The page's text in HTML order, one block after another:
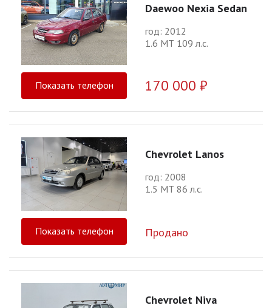
Daewoo Nexia Sedan
год: 2012
1.6 МТ 109 л.с.
Показать телефон 170 000 ₽
Chevrolet Lanos
год: 2008
1.5 МТ 86 л.с.
Показать телефон Продано
Chevrolet Niva